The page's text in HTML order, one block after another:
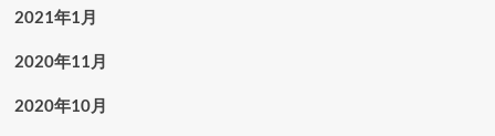
2021年1月
2020年11月
2020年10月